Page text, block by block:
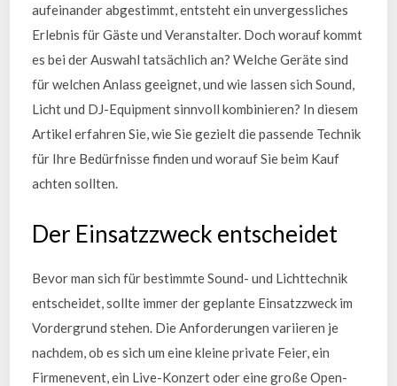
aufeinander abgestimmt, entsteht ein unvergessliches
Erlebnis für Gäste und Veranstalter. Doch worauf kommt
es bei der Auswahl tatsächlich an? Welche Geräte sind
für welchen Anlass geeignet, und wie lassen sich Sound,
Licht und DJ-Equipment sinnvoll kombinieren? In diesem
Artikel erfahren Sie, wie Sie gezielt die passende Technik
für Ihre Bedürfnisse finden und worauf Sie beim Kauf
achten sollten.
Der Einsatzzweck entscheidet
Bevor man sich für bestimmte Sound- und Lichttechnik
entscheidet, sollte immer der geplante Einsatzzweck im
Vordergrund stehen. Die Anforderungen variieren je
nachdem, ob es sich um eine kleine private Feier, ein
Firmenevent, ein Live-Konzert oder eine große Open-